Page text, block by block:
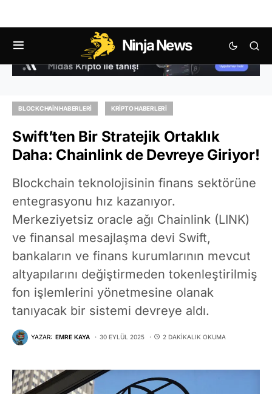
Ninja News
BLOCKCHAIN HABERLERI KRIPTO HABERLERI
Swift’ten Bir Stratejik Ortaklık
Daha: Chainlink de Devreye Giriyor!
Blockchain teknolojisinin finans sektörüne
entegrasyonu hız kazanıyor.
Merkeziyetsiz oracle ağı Chainlink (LINK)
ve finansal mesajlaşma devi Swift,
bankaların ve finans kurumlarının mevcut
altyapılarını değiştirmeden tokenleştirilmiş
fon işlemlerini yönetmesine olanak
tanıyacak bir sistemi devreye aldı.
YAZAR: EMRE KAYA 30 EYLÜL 2025 2 DAKIKALIK OKUMA